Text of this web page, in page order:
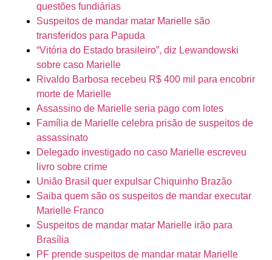
questões fundiárias
Suspeitos de mandar matar Marielle são
transferidos para Papuda
“Vitória do Estado brasileiro”, diz Lewandowski
sobre caso Marielle
Rivaldo Barbosa recebeu R$ 400 mil para encobrir
morte de Marielle
Assassino de Marielle seria pago com lotes
Família de Marielle celebra prisão de suspeitos de
assassinato
Delegado investigado no caso Marielle escreveu
livro sobre crime
União Brasil quer expulsar Chiquinho Brazão
Saiba quem são os suspeitos de mandar executar
Marielle Franco
Suspeitos de mandar matar Marielle irão para
Brasília
PF prende suspeitos de mandar matar Marielle